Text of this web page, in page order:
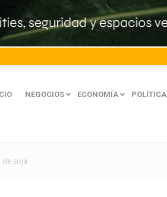
NEGOCIOS ECONOMÍA POLÍTICA
de soja